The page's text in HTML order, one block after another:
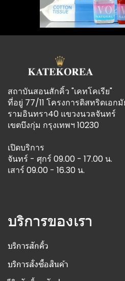
สถาบันสอนสักคิ้ว "เคทโคเรีย"
ที่อยู่ 77/11 โครงการดิสทริดเอ
รามอินทรา40 แขวงนวลจันทร์
เขตบึงกุ่ม กรุงเทพฯ 10230
เปิดบริการ
จันทร์ - ศุกร์ 09.00 - 17.00 น.
เสาร์ 09.00 - 16.30 น.
บริการของเรา
บริการสักคิ้ว
บริการสั่งซื้อสินค้า